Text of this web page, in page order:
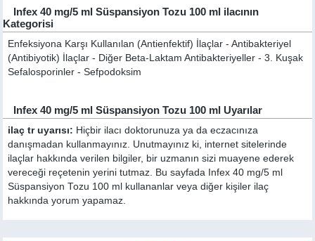
Infex 40 mg/5 ml Süspansiyon Tozu 100 ml ilacının
Kategorisi
Enfeksiyona Karşı Kullanılan (Antienfektif) İlaçlar - Antibakteriyel
(Antibiyotik) İlaçlar - Diğer Beta-Laktam Antibakteriyeller - 3. Kuşak
Sefalosporinler - Sefpodoksim
Infex 40 mg/5 ml Süspansiyon Tozu 100 ml Uyarılar
ilaç tr uyarısı: Hiçbir ilacı doktorunuza ya da eczacınıza
danışmadan kullanmayınız. Unutmayınız ki, internet sitelerinde
ilaçlar hakkında verilen bilgiler, bir uzmanın sizi muayene ederek
vereceği reçetenin yerini tutmaz. Bu sayfada Infex 40 mg/5 ml
Süspansiyon Tozu 100 ml kullananlar veya diğer kişiler ilaç
hakkında yorum yapamaz.